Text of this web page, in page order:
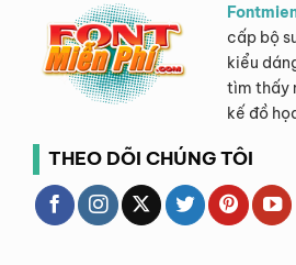
cấp bộ
kiểu
tìm thấy
kế đồ
THEO DÕI CHÚNG TÔI